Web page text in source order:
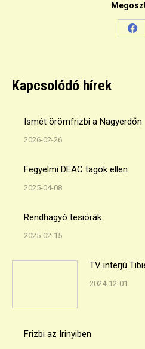
Kapcsolódó hírek
Ismét örömfrizbi a Nagyerdőn
2026-02-26
Fegyelmi DEAC tagok ellen
2025-04-08
Rendhagyó tesiórák
2025-02-15
TV interjú
2024-12-01
Frizbi az Irinyiben